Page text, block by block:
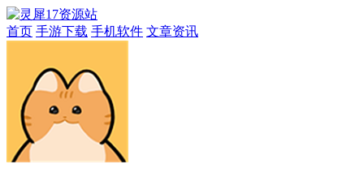
首页 手游下载 手机软件 文章资讯